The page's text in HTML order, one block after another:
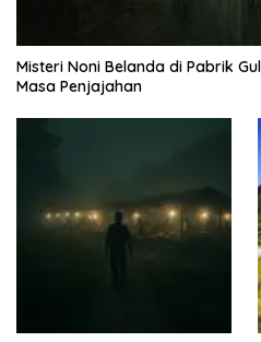
Misteri Noni Belanda di Pabrik
Masa Penjajahan